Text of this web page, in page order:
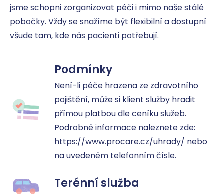
jsme schopni zorganizovat péči i mimo naše stálé
pobočky. Vždy se snažíme být flexibilní a dostupní
všude tam, kde nás pacienti potřebují.
Podmínky
Není-li péče hrazena ze zdravotního
pojištění, může si klient služby hradit
přímou platbou dle ceníku služeb.
Podrobné informace naleznete zde:
https://www.procare.cz/uhrady/ nebo
na uvedeném telefonním čísle.
Terénní služba